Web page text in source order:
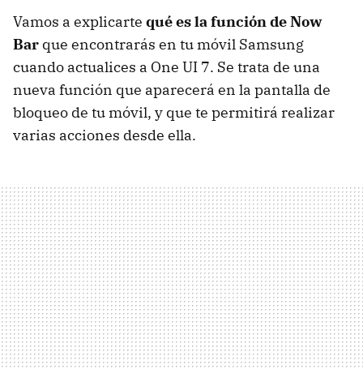
Vamos a explicarte qué es la función de Now
Bar que encontrarás en tu móvil Samsung
cuando actualices a One UI 7. Se trata de una
nueva función que aparecerá en la pantalla de
bloqueo de tu móvil, y que te permitirá realizar
varias acciones desde ella.